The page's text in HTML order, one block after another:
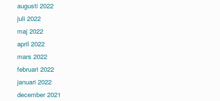
augusti 2022
juli 2022
maj 2022
april 2022
mars 2022
februari 2022
januari 2022
december 2021